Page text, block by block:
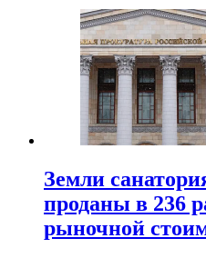
Земли
проданы в 236
рыночной